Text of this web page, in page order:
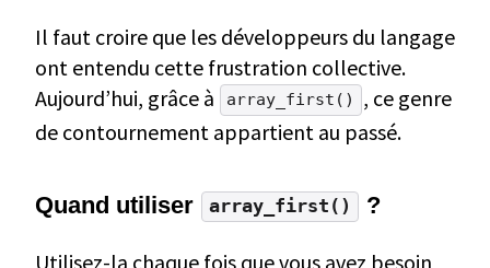
Il faut croire que les développeurs du langage
ont entendu cette frustration collective.
Aujourd’hui, grâce à
array_first()
, ce genre
de contournement appartient au passé.
Quand utiliser array_first() ?
Utilisez-la chaque fois que vous avez besoin